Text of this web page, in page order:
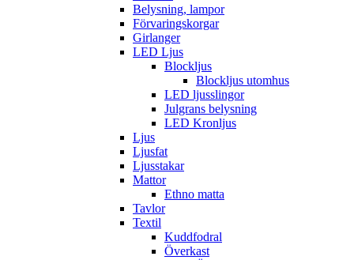
Belysning, lampor
Förvaringskorgar
Girlanger
LED Ljus
Blockljus
Blockljus utomhus
LED ljusslingor
Julgrans belysning
LED Kronljus
Ljus
Ljusfat
Ljusstakar
Mattor
Ethno matta
Tavlor
Textil
Kuddfodral
Överkast